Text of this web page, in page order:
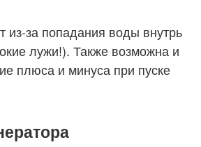
из-за попадания воды внутрь
лужи!). Также возможна и
плюса и минуса при пуске